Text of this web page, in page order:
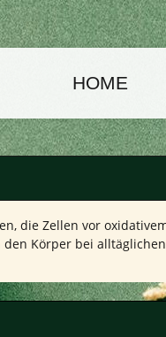
HOME
die Zellen vor
Körper bei